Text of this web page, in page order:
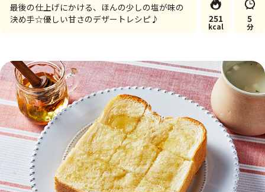
最後の仕上げにかける、ほんの少しの塩が味の
決め手☆優しい甘さのデザートレシピ♪
251
kcal
5
分